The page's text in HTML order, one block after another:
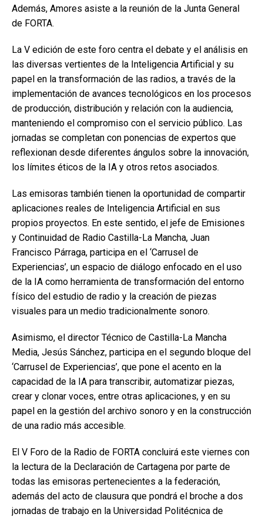
Además, Amores asiste a la reunión de la Junta General
de FORTA.
La V edición de este foro centra el debate y el análisis en
las diversas vertientes de la Inteligencia Artificial y su
papel en la transformación de las radios, a través de la
implementación de avances tecnológicos en los procesos
de producción, distribución y relación con la audiencia,
manteniendo el compromiso con el servicio público. Las
jornadas se completan con ponencias de expertos que
reflexionan desde diferentes ángulos sobre la innovación,
los límites éticos de la IA y otros retos asociados.
Las emisoras también tienen la oportunidad de compartir
aplicaciones reales de Inteligencia Artificial en sus
propios proyectos. En este sentido, el jefe de Emisiones
y Continuidad de Radio Castilla-La Mancha, Juan
Francisco Párraga, participa en el ‘Carrusel de
Experiencias’, un espacio de diálogo enfocado en el uso
de la IA como herramienta de transformación del entorno
físico del estudio de radio y la creación de piezas
visuales para un medio tradicionalmente sonoro.
Asimismo, el director Técnico de Castilla-La Mancha
Media, Jesús Sánchez, participa en el segundo bloque del
‘Carrusel de Experiencias’, que pone el acento en la
capacidad de la IA para transcribir, automatizar piezas,
crear y clonar voces, entre otras aplicaciones, y en su
papel en la gestión del archivo sonoro y en la construcción
de una radio más accesible.
El V Foro de la Radio de FORTA concluirá este viernes con
la lectura de la Declaración de Cartagena por parte de
todas las emisoras pertenecientes a la federación,
además del acto de clausura que pondrá el broche a dos
jornadas de trabajo en la Universidad Politécnica de